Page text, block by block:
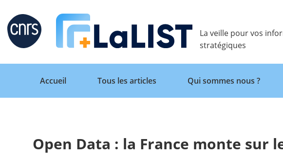
Retour
Accueil
La veille pour vos
stratégiques
Retour
Accueil
Tous les articles Qui sommes nous ?
Open Data : la France monte sur